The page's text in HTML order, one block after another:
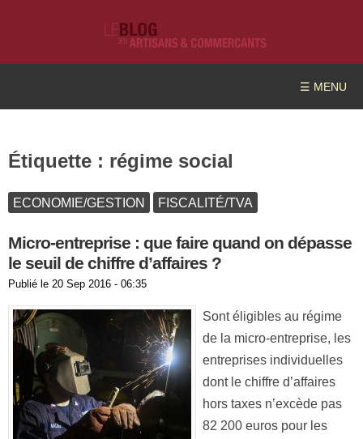
☰ MENU
Étiquette : régime social
ECONOMIE/GESTION FISCALITÉ/TVA
Micro-entreprise : que faire quand on dépasse
le seuil de chiffre d’affaires ?
Publié le 20 Sep 2016 - 06:35
Sont éligibles au régime
de la micro-entreprise, les
entreprises individuelles
dont le chiffre d’affaires
hors taxes n’excède pas
82 200 euros pour les